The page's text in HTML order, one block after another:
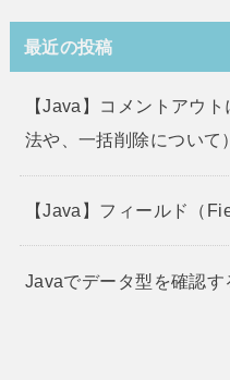
最近の投稿
【Java】コメントアウ
法や、一括削除について）
【Java】フィールド（
Javaでデータ型を確認す